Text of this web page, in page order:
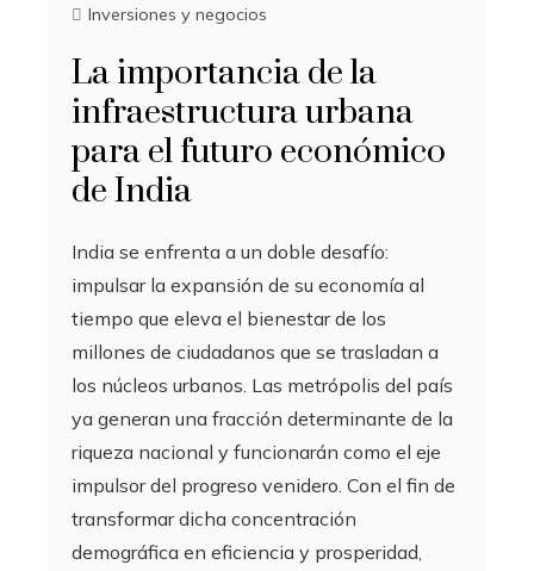
Inversiones y negocios
La importancia de la
infraestructura urbana
para el futuro económico
de India
India se enfrenta a un doble desafío:
impulsar la expansión de su economía al
tiempo que eleva el bienestar de los
millones de ciudadanos que se trasladan a
los núcleos urbanos. Las metrópolis del país
ya generan una fracción determinante de la
riqueza nacional y funcionarán como el eje
impulsor del progreso venidero. Con el fin de
transformar dicha concentración
demográfica en eficiencia y prosperidad,